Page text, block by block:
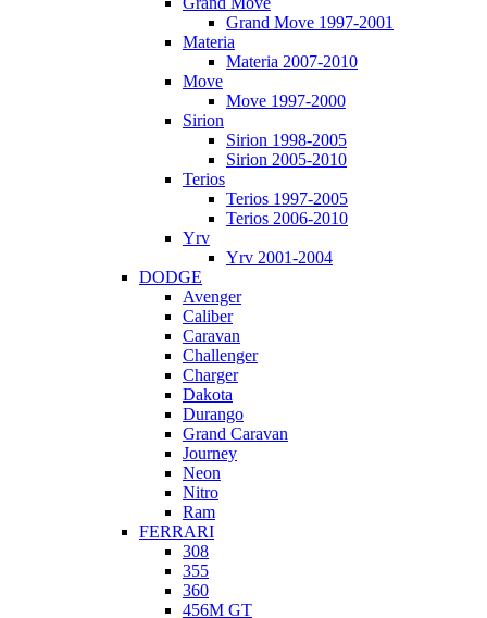
Grand Move 1997-2001
Materia
Materia 2007-2010
Move
Move 1997-2000
Sirion
Sirion 1998-2005
Sirion 2005-2010
Terios
Terios 1997-2005
Terios 2006-2010
Yrv
Yrv 2001-2004
DODGE
Avenger
Caliber
Caravan
Challenger
Charger
Dakota
Durango
Grand Caravan
Journey
Neon
Nitro
Ram
FERRARI
308
355
360
456M GT